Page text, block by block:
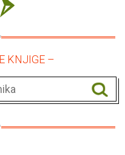
KNJIGE –